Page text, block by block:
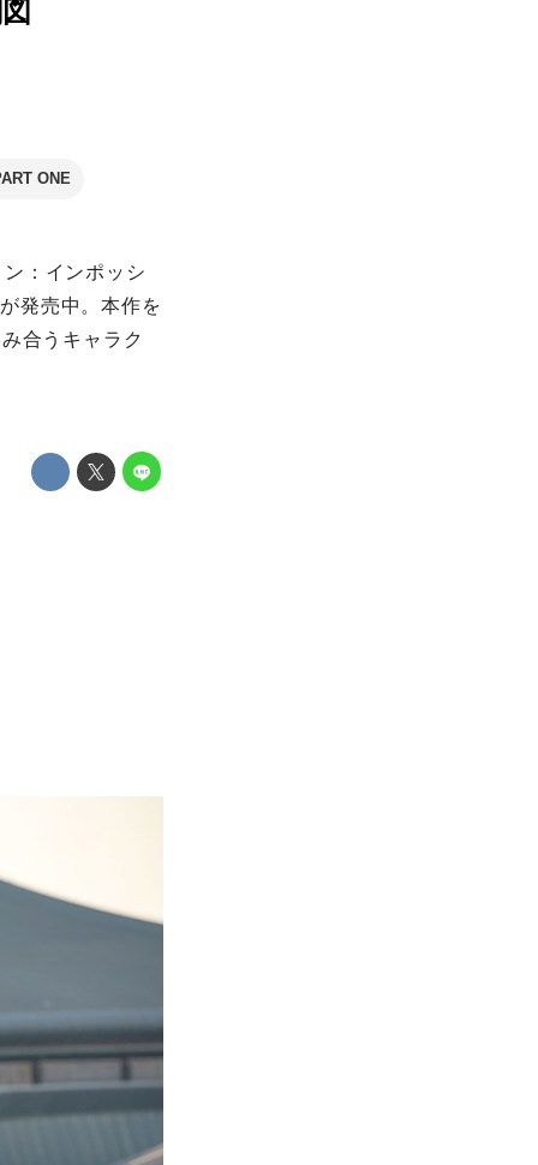
ONE
：インポッシ
発売中。本作を
合うキャラク